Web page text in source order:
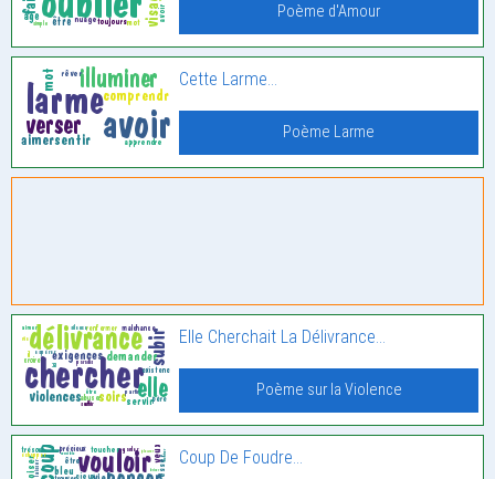
Poème d'Amour
Cette Larme…
Poème Larme
Elle Cherchait La Délivrance…
Poème sur la Violence
Coup De Foudre…